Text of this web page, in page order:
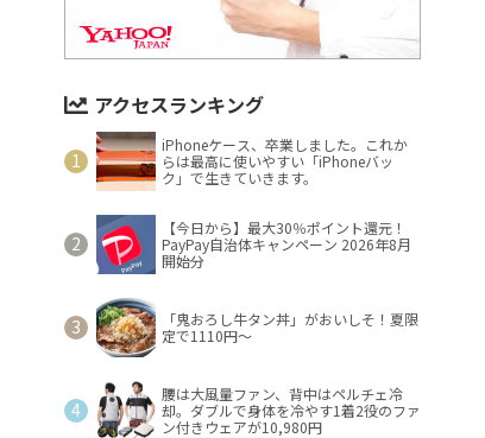
アクセスランキング
iPhoneケース、卒業しました。これか
らは最高に使いやすい「iPhoneバッ
ク」で生きていきます。
【今日から】最大30％ポイント還元！
PayPay自治体キャンペーン 2026年8月
開始分
「鬼おろし牛タン丼」がおいしそ！夏限
定で1110円～
腰は大風量ファン、背中はペルチェ冷
却。ダブルで身体を冷やす1着2役のファ
ン付きウェアが10,980円